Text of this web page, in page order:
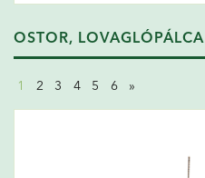
OSTOR, LOVAGLÓPÁLCA
1 2 3 4 5 6 »